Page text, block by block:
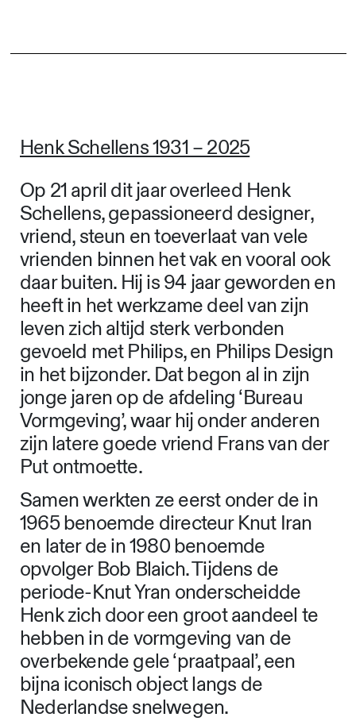
Henk Schellens 1931 – 2025
Op 21 april dit jaar overleed Henk
Schellens, gepassioneerd designer,
vriend, steun en toeverlaat van vele
vrienden binnen het vak en vooral ook
daar buiten. Hij is 94 jaar geworden en
heeft in het werkzame deel van zijn
leven zich altijd sterk verbonden
gevoeld met Philips, en Philips Design
in het bijzonder. Dat begon al in zijn
jonge jaren op de afdeling ‘Bureau
Vormgeving’, waar hij onder anderen
zijn latere goede vriend Frans van der
Put ontmoette.
Samen werkten ze eerst onder de in
1965 benoemde directeur Knut Iran
en later de in 1980 benoemde
opvolger Bob Blaich. Tijdens de
periode-Knut Yran onderscheidde
Henk zich door een groot aandeel te
hebben in de vormgeving van de
overbekende gele ‘praatpaal’, een
bijna iconisch object langs de
Nederlandse snelwegen.